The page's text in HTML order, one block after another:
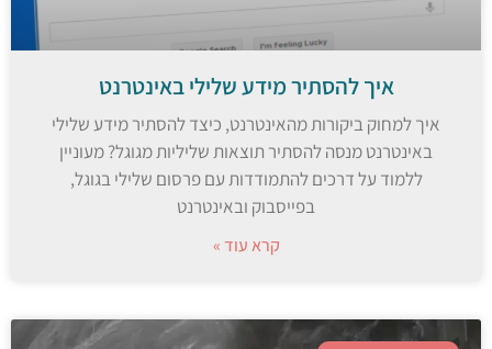
איך להסתיר מידע שלילי באינטרנט
איך למחוק ביקורות מהאינטרנט, כיצד להסתיר מידע שלילי
באינטרנט מנסה להסתיר תוצאות שליליות מגוגל? מעוניין
ללמוד על דרכים להתמודדות עם פרסום שלילי בגוגל,
בפייסבוק ובאינטרנט
קרא עוד »